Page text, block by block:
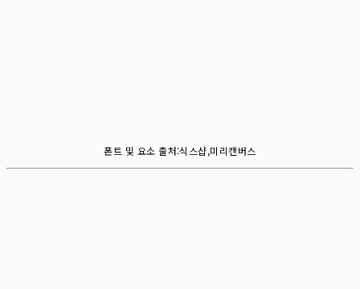
폰트 및 요소 출처:식스샵,미리캔버스